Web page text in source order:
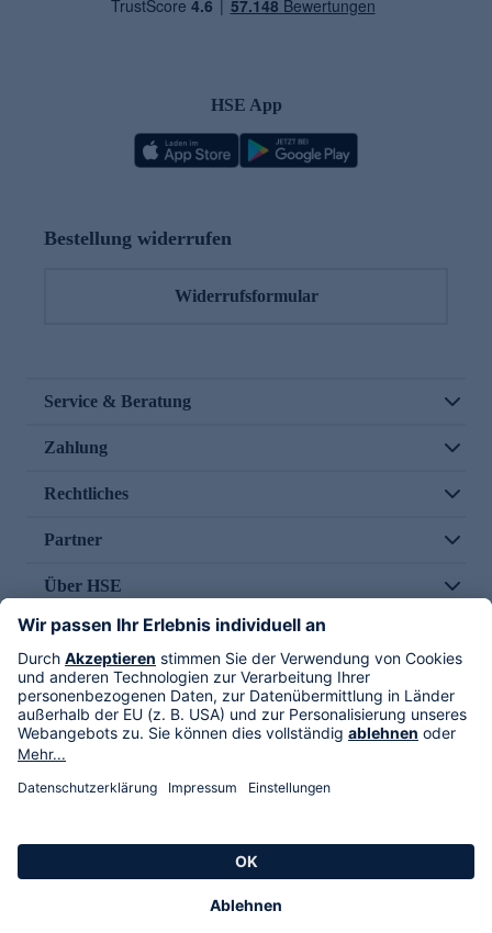
HSE App
Bestellung widerrufen
Widerrufsformular
Service & Beratung
Zahlung
Rechtliches
Partner
Über HSE
Im TV
HSE International